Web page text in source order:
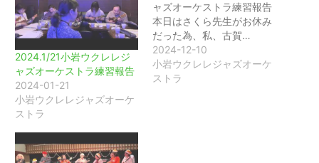
2024.1/21小岩ウクレレジ
ャズオーケストラ練習報告
2024-01-21
小岩ウクレレジャズオーケ
ストラ
ャズオーケストラ練習報告
本日はさくら先生がお休み
だった為、私、古賀…
2024-12-10
小岩ウクレレジャズオーケ
ストラ